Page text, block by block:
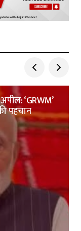
‘GRWM’
पहचान